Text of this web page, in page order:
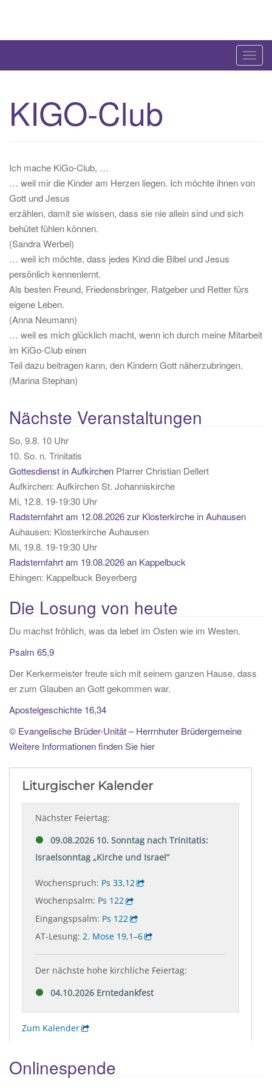
content
T
o
v
KIGO-Club
Ich mache KiGo-Club, …
… weil mir die Kinder am Herzen liegen. Ich möchte ihnen von
Gott und Jesus
erzählen, damit sie wissen, dass sie nie allein sind und sich
behütet fühlen können.
(Sandra Werbel)
… weil ich möchte, dass jedes Kind die Bibel und Jesus
persönlich kennenlernt.
Als besten Freund, Friedensbringer, Ratgeber und Retter fürs
eigene Leben.
(Anna Neumann)
… weil es mich glücklich macht, wenn ich durch meine Mitarbeit
im KiGo-Club einen
Teil dazu beitragen kann, den Kindern Gott näherzubringen.
(Marina Stephan)
Nächste Veranstaltungen
So, 9.8. 10 Uhr
10. So. n. Trinitatis
Gottesdienst in Aufkirchen Pfarrer Christian Dellert
Aufkirchen: Aufkirchen St. Johanniskirche
Mi, 12.8. 19-19:30 Uhr
Radsternfahrt am 12.08.2026 zur Klosterkirche in Auhausen
Auhausen: Klosterkirche Auhausen
Mi, 19.8. 19-19:30 Uhr
Radsternfahrt am 19.08.2026 an Kappelbuck
Ehingen: Kappelbuck Beyerberg
Die Losung von heute
Du machst fröhlich, was da lebet im Osten wie im Westen.
Psalm 65,9
Der Kerkermeister freute sich mit seinem ganzen Hause, dass
er zum Glauben an Gott gekommen war.
Apostelgeschichte 16,34
© Evangelische Brüder-Unität – Herrnhuter Brüdergemeine
Weitere Informationen finden Sie hier
Onlinespende